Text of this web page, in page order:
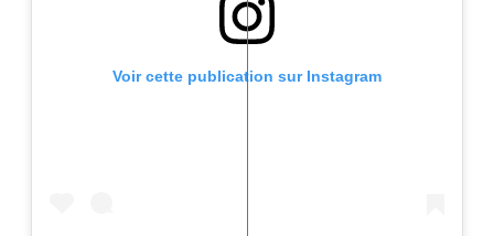
Voir cette publication sur Instagram